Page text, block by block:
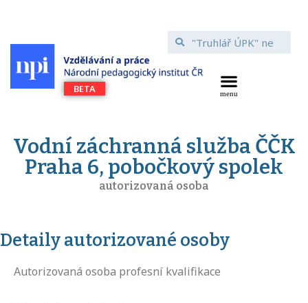
Vodní záchranná služba ČČK
Praha 6, pobočkový spolek
autorizovaná osoba
Detaily autorizované osoby
Autorizovaná osoba profesní kvalifikace